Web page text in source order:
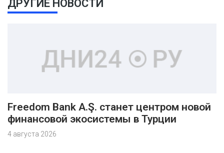
ДРУГИЕ НОВОСТИ
Freedom Bank A.Ş. станет центром новой
финансовой экосистемы в Турции
4 августа 2026